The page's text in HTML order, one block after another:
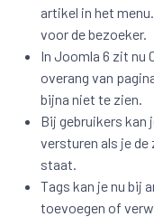
artikel in het
voor de bezoeker.
In Joomla 6 zit nu
overang van
bijna niet te zien.
Bij gebruikers kan
versturen als je
staat.
Tags kan je nu bij
toevoegen of